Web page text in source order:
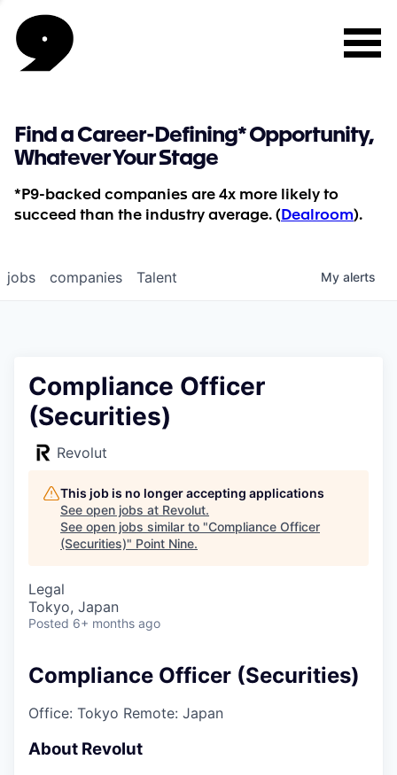
Find a Career-Defining* Opportunity,
Whatever Your Stage
*P9-backed companies are 4x more likely to
succeed than the industry average. ( Dealroom).
jobs companies Talent My alerts
Compliance Officer
(Securities)
Revolut
This job is no longer accepting applications
See open jobs at Revolut.
See open jobs similar to "Compliance Officer
(Securities)" Point Nine.
Legal
Tokyo, Japan
Posted 6+ months ago
Compliance Officer (Securities)
Office: Tokyo Remote: Japan
About Revolut